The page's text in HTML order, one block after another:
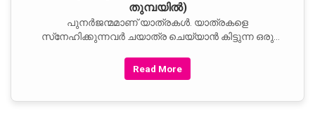
തുമ്പയില്‍)
പുനര്‍ജന്മമാണ്‌ യാത്രകള്‍. യാത്രകളെ
സ്‌നേഹിക്കുന്നവര്‍ ചയാത്ര ചെയ്യാന്‍ കിട്ടുന്ന ഒരു
കാണാനുള്ള മനസ്സിന്റെ ഉത്‌കടമായ
ആഗ്രഹത്തിലൂടെയാണ്‌ സഞ്ചാരത്തിന്റെ പുതിയ
Read More